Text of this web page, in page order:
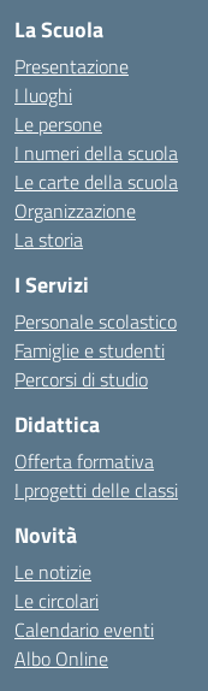
La Scuola
Presentazione
I luoghi
Le persone
I numeri della scuola
Le carte della scuola
Organizzazione
La storia
I Servizi
Personale scolastico
Famiglie e studenti
Percorsi di studio
Didattica
Offerta formativa
I progetti delle classi
Novità
Le notizie
Le circolari
Calendario eventi
Albo Online